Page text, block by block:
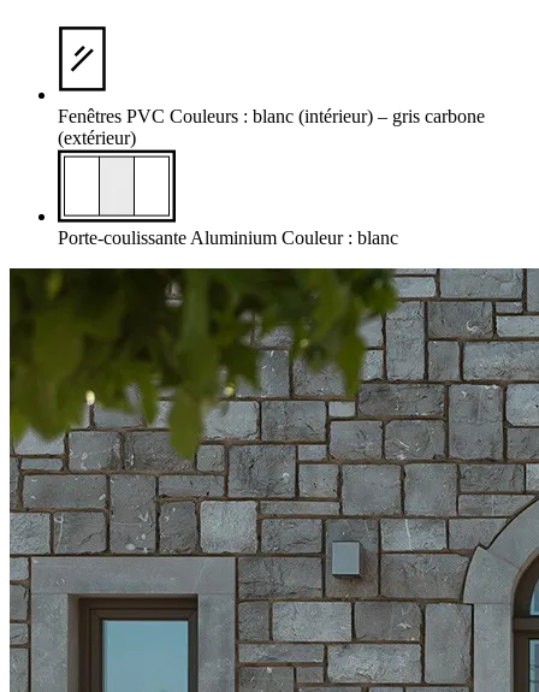
Fenêtres PVC Couleurs : blanc (intérieur) – gris carbone
(extérieur)
Porte-coulissante Aluminium Couleur : blanc